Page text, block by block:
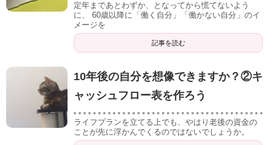
定年まであとわずか、となってから慌てないよう
に、 60歳以降に「働く自分」「働かない自分」のイ
メージを
記事を読む
10年後の自分を想像できますか？②キ
ャッシュフロー表を作ろう
ライフプランを立てる上でも、やはり老後の資金の
ことが先に浮かんでくるのではないでしょうか。